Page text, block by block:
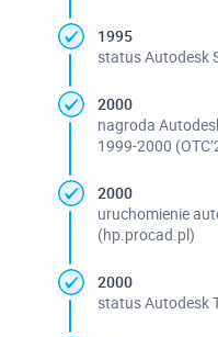
1995
status Autodesk
2000
nagroda
1999-2000
2000
uruchomienie
(hp.procad.pl)
2000
status Autodesk